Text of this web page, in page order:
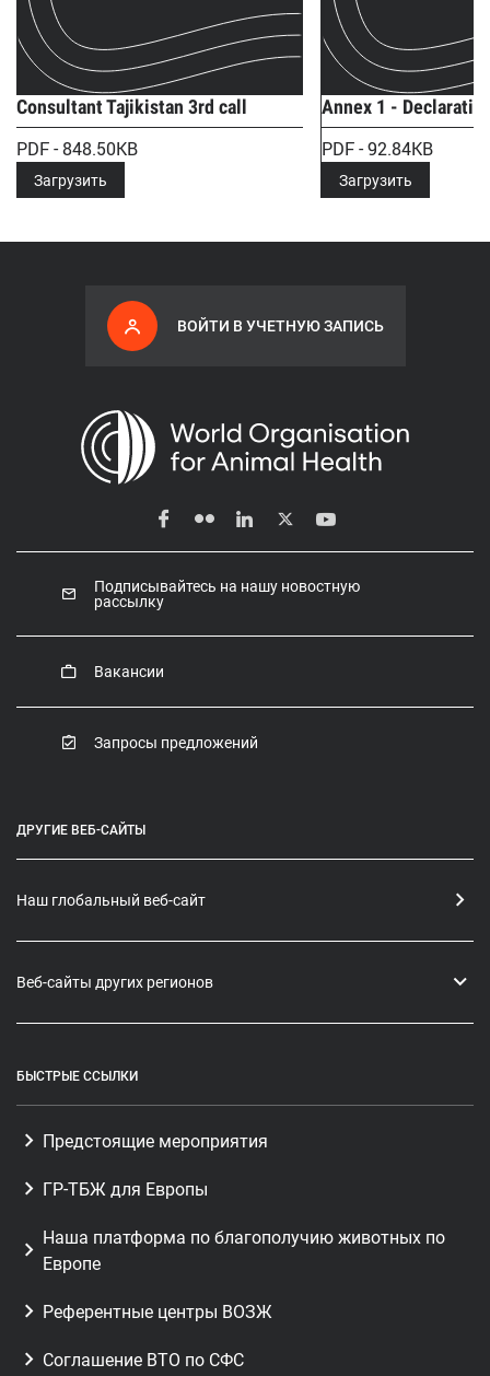
Consultant Tajikistan 3rd call
PDF - 848.50KB
Загрузить
Annex 1 -
PDF - 92.84KB
Загрузить
ВОЙТИ В УЧЕТНУЮ ЗАПИСЬ
Подписывайтесь на нашу новостную
рассылку
Вакансии
Запросы предложений
ДРУГИЕ ВЕБ-САЙТЫ
Наш глобальный веб-сайт
Веб-сайты других регионов
БЫСТРЫЕ ССЫЛКИ
Предстоящие мероприятия
ГР-ТБЖ для Европы
Наша платформа по благополучию животных по
Европе
Референтные центры ВОЗЖ
Соглашение ВТО по СФС